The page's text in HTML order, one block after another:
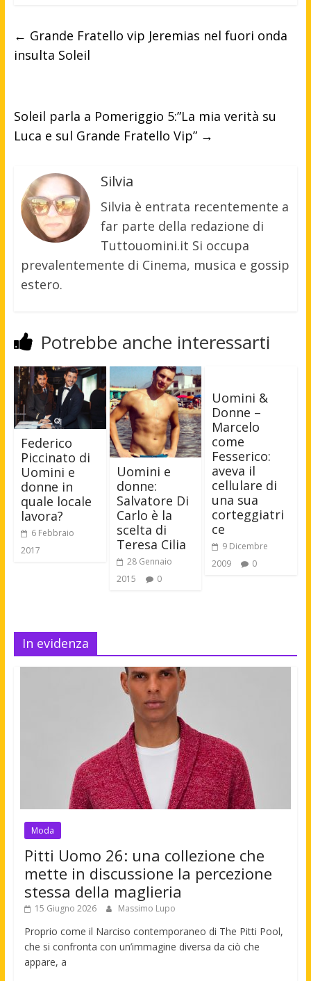
← Grande Fratello vip Jeremias nel fuori onda
insulta Soleil
Soleil parla a Pomeriggio 5:”La mia verità su
Luca e sul Grande Fratello Vip” →
Silvia
Silvia è entrata recentemente a
far parte della redazione di
Tuttouomini.it Si occupa
prevalentemente di Cinema, musica e gossip
estero.
Potrebbe anche interessarti
Federico
Piccinato di
Uomini e
donne in
quale locale
lavora?
6 Febbraio
2017
Uomini e
donne:
Salvatore Di
Carlo è la
scelta di
Teresa Cilia
28 Gennaio
2015
0
Uomini &
Donne –
Marcelo
come
Fesserico:
aveva il
cellulare di
una sua
corteggiatri
ce
9 Dicembre
2009
0
In evidenza
Moda
Pitti Uomo 26: una collezione che
mette in discussione la percezione
stessa della maglieria
15 Giugno 2026 Massimo Lupo
Proprio come il Narciso contemporaneo di The Pitti Pool,
che si confronta con un’immagine diversa da ciò che
appare, a